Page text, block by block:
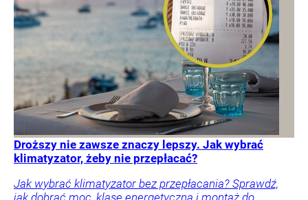
Droższy nie zawsze znaczy lepszy. Jak wybrać
klimatyzator, żeby nie przepłacać?
Jak wybrać klimatyzator bez przepłacania? Sprawdź,